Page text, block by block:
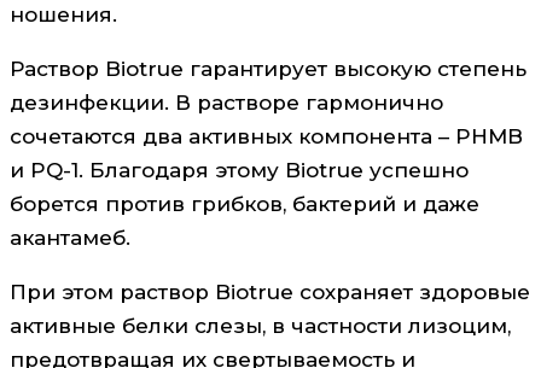
ношения.
Раствор Biotrue гарантирует высокую степень
дезинфекции. В растворе гармонично
сочетаются два активных компонента – PHMB
и PQ-1. Благодаря этому Biotrue успешно
борется против грибков, бактерий и даже
акантамеб.
При этом раствор Biotrue сохраняет здоровые
активные белки слезы, в частности лизоцим,
предотвращая их свертываемость и